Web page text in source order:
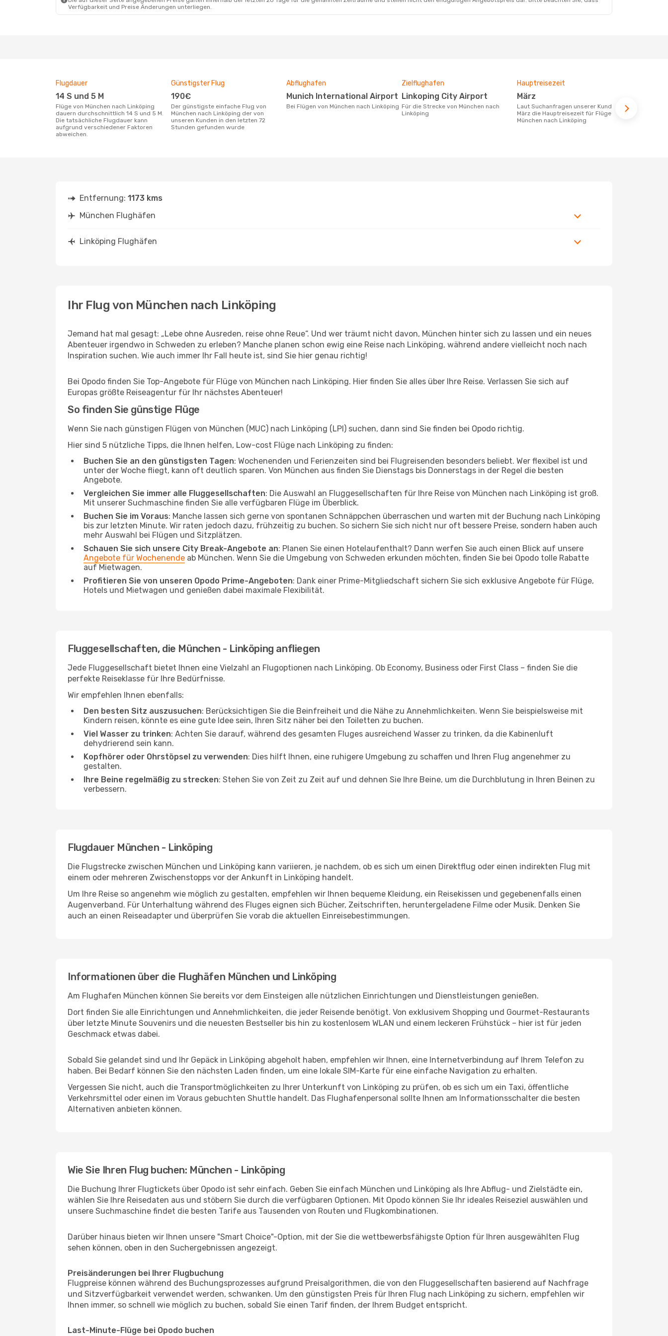
Verfügbarkeit und Preise Änderungen unterliegen.
Flugdauer
14 S und 5 M
Flüge von München nach Linköping
dauern durchschnittlich 14 S und 5 M.
Die tatsächliche Flugdauer kann
aufgrund verschiedener Faktoren
abweichen.
Günstigster Flug
190€
Der günstigste einfache Flug von
München nach Linköping der von
unseren Kunden in den letzten 72
Stunden gefunden wurde
Abflughafen
Munich International Airport
Bei Flügen von München nach Linköping
Zielflughafen
Linkoping City Airport
Für die Strecke von München nach
Linköping
Hauptreisezeit
März
Laut Suchanfragen unserer Kunden ist
März die Hauptreisezeit für Flüge von
München nach Linköping
Entfernung: 1173 kms
München Flughäfen
Linköping Flughäfen
Ihr Flug von München nach Linköping
Jemand hat mal gesagt: „Lebe ohne Ausreden, reise ohne Reue“. Und wer träumt nicht davon, München hinter sich zu lassen und ein neues
Abenteuer irgendwo in Schweden zu erleben? Manche planen schon ewig eine Reise nach Linköping, während andere vielleicht noch nach
Inspiration suchen. Wie auch immer Ihr Fall heute ist, sind Sie hier genau richtig!
Bei Opodo finden Sie Top-Angebote für Flüge von München nach Linköping. Hier finden Sie alles über Ihre Reise. Verlassen Sie sich auf
Europas größte Reiseagentur für Ihr nächstes Abenteuer!
So finden Sie günstige Flüge
Wenn Sie nach günstigen Flügen von München (MUC) nach Linköping (LPI) suchen, dann sind Sie finden bei Opodo richtig.
Hier sind 5 nützliche Tipps, die Ihnen helfen, Low-cost Flüge nach Linköping zu finden:
Buchen Sie an den günstigsten Tagen: Wochenenden und Ferienzeiten sind bei Flugreisenden besonders beliebt. Wer flexibel ist und
unter der Woche fliegt, kann oft deutlich sparen. Von München aus finden Sie Dienstags bis Donnerstags in der Regel die besten
Angebote.
Vergleichen Sie immer alle Fluggesellschaften: Die Auswahl an Fluggesellschaften für Ihre Reise von München nach Linköping ist groß.
Mit unserer Suchmaschine finden Sie alle verfügbaren Flüge im Überblick.
Buchen Sie im Voraus: Manche lassen sich gerne von spontanen Schnäppchen überraschen und warten mit der Buchung nach Linköping
bis zur letzten Minute. Wir raten jedoch dazu, frühzeitig zu buchen. So sichern Sie sich nicht nur oft bessere Preise, sondern haben auch
mehr Auswahl bei Flügen und Sitzplätzen.
Schauen Sie sich unsere City Break-Angebote an: Planen Sie einen Hotelaufenthalt? Dann werfen Sie auch einen Blick auf unsere
Angebote für Wochenende ab München. Wenn Sie die Umgebung von Schweden erkunden möchten, finden Sie bei Opodo tolle Rabatte
auf Mietwagen.
Profitieren Sie von unseren Opodo Prime-Angeboten: Dank einer Prime-Mitgliedschaft sichern Sie sich exklusive Angebote für Flüge,
Hotels und Mietwagen und genießen dabei maximale Flexibilität.
Fluggesellschaften, die München - Linköping anfliegen
Jede Fluggesellschaft bietet Ihnen eine Vielzahl an Flugoptionen nach Linköping. Ob Economy, Business oder First Class – finden Sie die
perfekte Reiseklasse für Ihre Bedürfnisse.
Wir empfehlen Ihnen ebenfalls:
Den besten Sitz auszusuchen: Berücksichtigen Sie die Beinfreiheit und die Nähe zu Annehmlichkeiten. Wenn Sie beispielsweise mit
Kindern reisen, könnte es eine gute Idee sein, Ihren Sitz näher bei den Toiletten zu buchen.
Viel Wasser zu trinken: Achten Sie darauf, während des gesamten Fluges ausreichend Wasser zu trinken, da die Kabinenluft
dehydrierend sein kann.
Kopfhörer oder Ohrstöpsel zu verwenden: Dies hilft Ihnen, eine ruhigere Umgebung zu schaffen und Ihren Flug angenehmer zu
gestalten.
Ihre Beine regelmäßig zu strecken: Stehen Sie von Zeit zu Zeit auf und dehnen Sie Ihre Beine, um die Durchblutung in Ihren Beinen zu
verbessern.
Flugdauer München - Linköping
Die Flugstrecke zwischen München und Linköping kann variieren, je nachdem, ob es sich um einen Direktflug oder einen indirekten Flug mit
einem oder mehreren Zwischenstopps vor der Ankunft in Linköping handelt.
Um Ihre Reise so angenehm wie möglich zu gestalten, empfehlen wir Ihnen bequeme Kleidung, ein Reisekissen und gegebenenfalls einen
Augenverband. Für Unterhaltung während des Fluges eignen sich Bücher, Zeitschriften, heruntergeladene Filme oder Musik. Denken Sie
auch an einen Reiseadapter und überprüfen Sie vorab die aktuellen Einreisebestimmungen.
Informationen über die Flughäfen München und Linköping
Am Flughafen München können Sie bereits vor dem Einsteigen alle nützlichen Einrichtungen und Dienstleistungen genießen.
Dort finden Sie alle Einrichtungen und Annehmlichkeiten, die jeder Reisende benötigt. Von exklusivem Shopping und Gourmet-Restaurants
über letzte Minute Souvenirs und die neuesten Bestseller bis hin zu kostenlosem WLAN und einem leckeren Frühstück – hier ist für jeden
Geschmack etwas dabei.
Sobald Sie gelandet sind und Ihr Gepäck in Linköping abgeholt haben, empfehlen wir Ihnen, eine Internetverbindung auf Ihrem Telefon zu
haben. Bei Bedarf können Sie den nächsten Laden finden, um eine lokale SIM-Karte für eine einfache Navigation zu erhalten.
Vergessen Sie nicht, auch die Transportmöglichkeiten zu Ihrer Unterkunft von Linköping zu prüfen, ob es sich um ein Taxi, öffentliche
Verkehrsmittel oder einen im Voraus gebuchten Shuttle handelt. Das Flughafenpersonal sollte Ihnen am Informationsschalter die besten
Alternativen anbieten können.
Wie Sie Ihren Flug buchen: München - Linköping
Die Buchung Ihrer Flugtickets über Opodo ist sehr einfach. Geben Sie einfach München und Linköping als Ihre Abflug- und Zielstädte ein,
wählen Sie Ihre Reisedaten aus und stöbern Sie durch die verfügbaren Optionen. Mit Opodo können Sie Ihr ideales Reiseziel auswählen und
unsere Suchmaschine findet die besten Tarife aus Tausenden von Routen und Flugkombinationen.
Darüber hinaus bieten wir Ihnen unsere "Smart Choice"-Option, mit der Sie die wettbewerbsfähigste Option für Ihren ausgewählten Flug
sehen können, oben in den Suchergebnissen angezeigt.
Preisänderungen bei Ihrer Flugbuchung
Flugpreise können während des Buchungsprozesses aufgrund Preisalgorithmen, die von den Fluggesellschaften basierend auf Nachfrage
und Sitzverfügbarkeit verwendet werden, schwanken. Um den günstigsten Preis für Ihren Flug nach Linköping zu sichern, empfehlen wir
Ihnen immer, so schnell wie möglich zu buchen, sobald Sie einen Tarif finden, der Ihrem Budget entspricht.
Last-Minute-Flüge bei Opodo buchen